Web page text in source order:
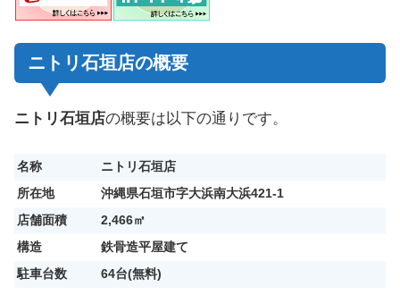
ニトリ石垣店の概要
ニトリ石垣店の概要は以下の通りです。
名称
ニトリ石垣店
所在地
沖縄県石垣市字大浜南大浜421-1
店舗面積
2,466㎡
構造
鉄骨造平屋建て
駐車台数
64台(無料)